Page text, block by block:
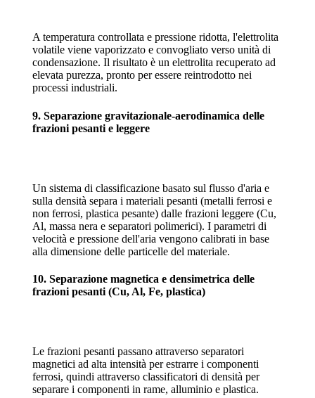
A temperatura controllata e pressione ridotta, l'elettrolita
volatile viene vaporizzato e convogliato verso unità di
condensazione. Il risultato è un elettrolita recuperato ad
elevata purezza, pronto per essere reintrodotto nei
processi industriali.
9. Separazione gravitazionale-aerodinamica delle
frazioni pesanti e leggere
Un sistema di classificazione basato sul flusso d'aria e
sulla densità separa i materiali pesanti (metalli ferrosi e
non ferrosi, plastica pesante) dalle frazioni leggere (Cu,
Al, massa nera e separatori polimerici). I parametri di
velocità e pressione dell'aria vengono calibrati in base
alla dimensione delle particelle del materiale.
10. Separazione magnetica e densimetrica delle
frazioni pesanti (Cu, Al, Fe, plastica)
Le frazioni pesanti passano attraverso separatori
magnetici ad alta intensità per estrarre i componenti
ferrosi, quindi attraverso classificatori di densità per
separare i componenti in rame, alluminio e plastica.